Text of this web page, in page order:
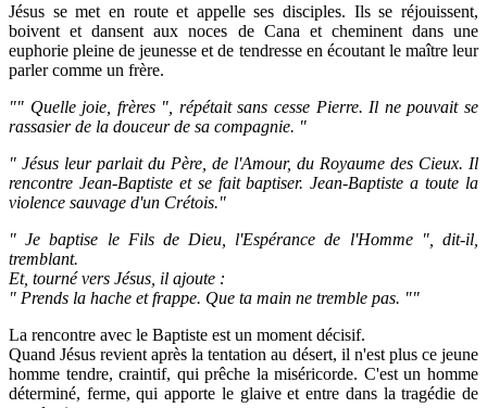
Jésus se met en route et appelle ses disciples. Ils se réjouissent,
boivent et dansent aux noces de Cana et cheminent dans une
euphorie pleine de jeunesse et de tendresse en écoutant le maître leur
parler comme un frère.
"" Quelle joie, frères ", répétait sans cesse Pierre. Il ne pouvait se
rassasier de la douceur de sa compagnie. "
" Jésus leur parlait du Père, de l'Amour, du Royaume des Cieux. Il
rencontre Jean-Baptiste et se fait baptiser. Jean-Baptiste a toute la
violence sauvage d'un Crétois."
" Je baptise le Fils de Dieu, l'Espérance de l'Homme ", dit-il,
tremblant.
Et, tourné vers Jésus, il ajoute :
" Prends la hache et frappe. Que ta main ne tremble pas. ""
La rencontre avec le Baptiste est un moment décisif.
Quand Jésus revient après la tentation au désert, il n'est plus ce jeune
homme tendre, craintif, qui prêche la miséricorde. C'est un homme
déterminé, ferme, qui apporte le glaive et entre dans la tragédie de